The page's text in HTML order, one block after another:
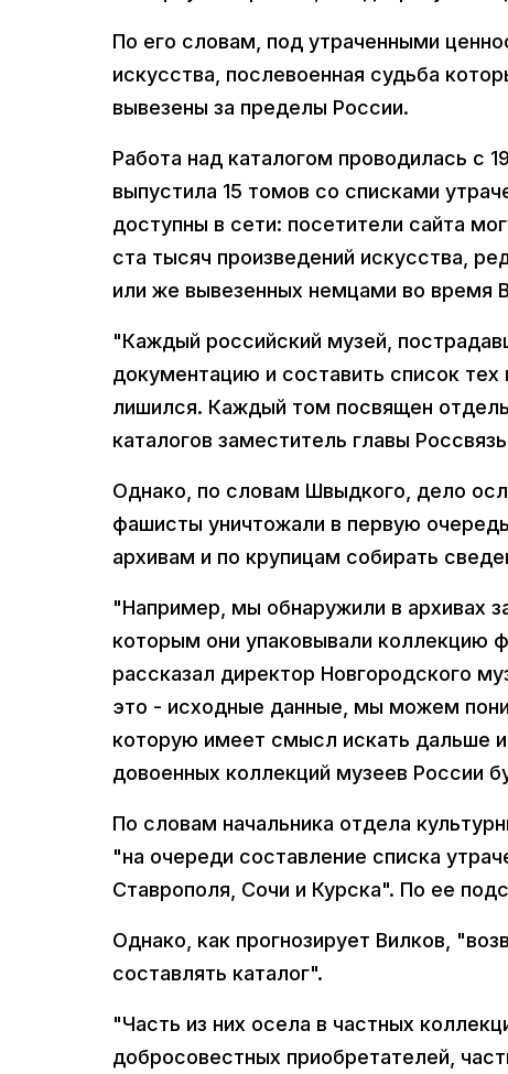
По его словам, под утраченными
искусства, послевоенная судьба
вывезены за пределы России.
Работа над каталогом проводилась с
выпустила 15 томов со списками
доступны в сети: посетители сайта
ста тысяч произведений искусства,
или же вывезенных немцами во время
"Каждый российский музей,
документацию и составить список
лишился. Каждый том посвящен
каталогов заместитель главы
Однако, по словам Швыдкого, дело
фашисты уничтожали в первую
архивам и по крупицам собирать
"Например, мы обнаружили в архивах
которым они упаковывали коллекцию
рассказал директор Новгородского
это - исходные данные, мы можем
которую имеет смысл искать дальше
довоенных коллекций музеев России
По словам начальника отдела
"на очереди составление списка
Ставрополя, Сочи и Курска". По ее
Однако, как прогнозирует Вилков,
составлять каталог".
"Часть из них осела в частных
добросовестных приобретателей,